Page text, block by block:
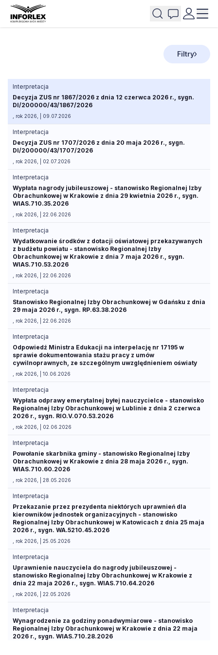
Filtry
Interpretacja
Decyzja ZUS nr 1867/2026 z dnia 12 czerwca 2026 r., sygn.
DI/200000/43/1867/2026
, rok 2026, | 09.07.2026
Interpretacja
Decyzja ZUS nr 1707/2026 z dnia 20 maja 2026 r., sygn.
DI/200000/43/1707/2026
, rok 2026, | 02.07.2026
Interpretacja
Wypłata nagrody jubileuszowej - stanowisko Regionalnej Izby
Obrachunkowej w Krakowie z dnia 29 kwietnia 2026 r., sygn.
WIAS.710.35.2026
, rok 2026, | 22.06.2026
Interpretacja
Wydatkowanie środków z dotacji oświatowej przekazywanych
z budżetu powiatu - stanowisko Regionalnej Izby
Obrachunkowej w Krakowie z dnia 7 maja 2026 r., sygn.
WIAS.710.53.2026
, rok 2026, | 22.06.2026
Interpretacja
Stanowisko Regionalnej Izby Obrachunkowej w Gdańsku z dnia
29 maja 2026 r., sygn. RP.63.38.2026
, rok 2026, | 22.06.2026
Interpretacja
Odpowiedź Ministra Edukacji na interpelację nr 17195 w
sprawie dokumentowania stażu pracy z umów
cywilnoprawnych, ze szczególnym uwzględnieniem oświaty
, rok 2026, | 10.06.2026
Interpretacja
Wypłata odprawy emerytalnej byłej nauczycielce - stanowisko
Regionalnej Izby Obrachunkowej w Lublinie z dnia 2 czerwca
2026 r., sygn. RIO.V.070.53.2026
, rok 2026, | 02.06.2026
Interpretacja
Powołanie skarbnika gminy - stanowisko Regionalnej Izby
Obrachunkowej w Krakowie z dnia 28 maja 2026 r., sygn.
WIAS.710.60.2026
, rok 2026, | 28.05.2026
Interpretacja
Przekazanie przez prezydenta niektórych uprawnień dla
kierowników jednostek organizacyjnych - stanowisko
Regionalnej Izby Obrachunkowej w Katowicach z dnia 25 maja
2026 r., sygn. WA.5210.45.2026
, rok 2026, | 25.05.2026
Interpretacja
Uprawnienie nauczyciela do nagrody jubileuszowej -
stanowisko Regionalnej Izby Obrachunkowej w Krakowie z
dnia 22 maja 2026 r., sygn. WIAS.710.64.2026
, rok 2026, | 22.05.2026
Interpretacja
Wynagrodzenie za godziny ponadwymiarowe - stanowisko
Regionalnej Izby Obrachunkowej w Krakowie z dnia 22 maja
2026 r., sygn. WIAS.710.28.2026